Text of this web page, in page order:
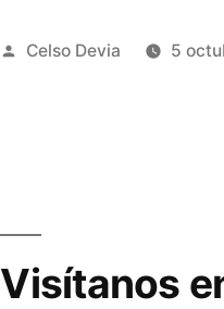
Publicado
Celso Devia 5
Visítanos